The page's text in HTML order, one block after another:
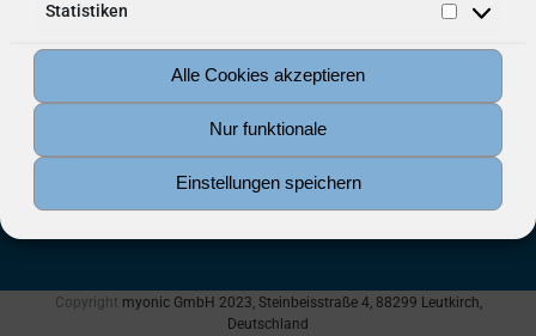
Statistiken
Alle Cookies akzeptieren
Nur funktionale
Einstellungen speichern
Newsroom Downloadcenter Presse
Impressum
Datenschutz
Kontakt
Cookie-Richtlinen (EU)
Anreise
Copyright myonic GmbH 2023, Steinbeisstraße 4, 88299 Leutkirch,
Deutschland